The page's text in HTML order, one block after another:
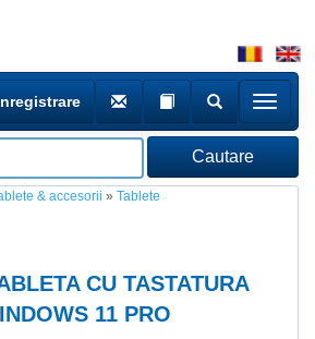
& accesorii » Tablete
CU TASTATURA
11 PRO